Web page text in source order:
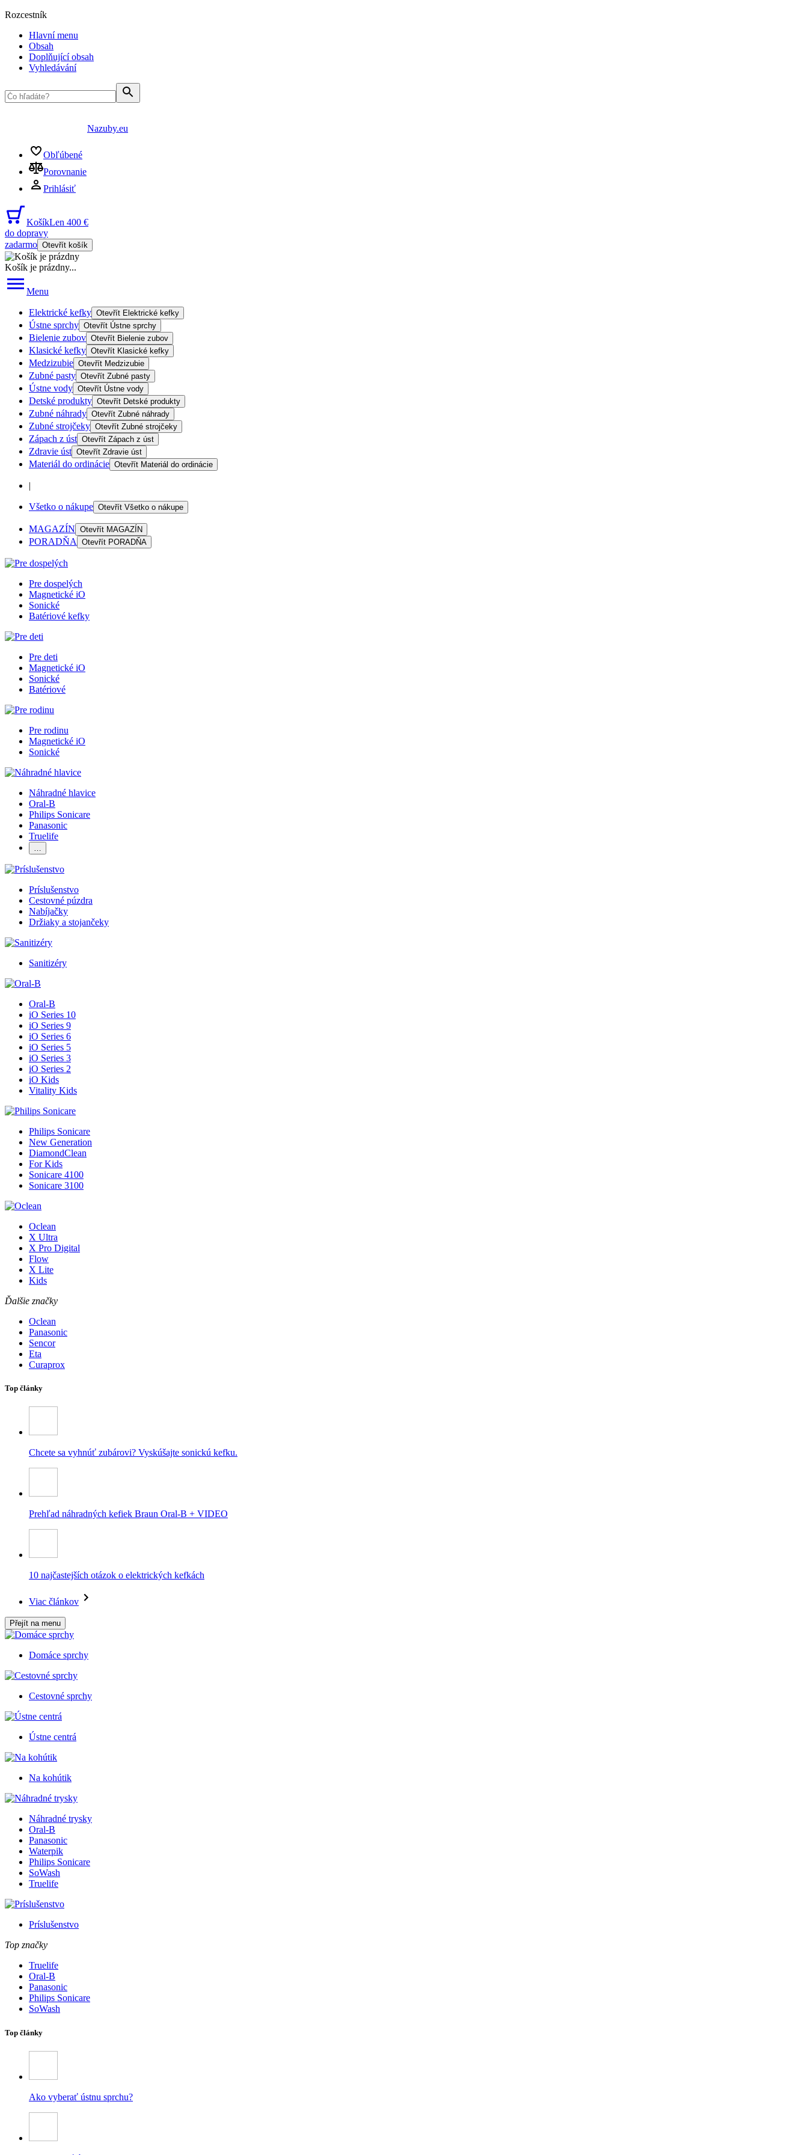
Rozcestník
Hlavní menu
Obsah
Doplňující obsah
Vyhledávání
Nazuby.eu
Obľúbené
Porovnanie
Prihlásiť
KošíkLen 400 €
do dopravy
zadarmo Otevřít košík
Košík je prázdny...
Menu
Elektrické kefky Otevřít Elektrické kefky
Ústne sprchy Otevřít Ústne sprchy
Bielenie zubov Otevřít Bielenie zubov
Klasické kefky Otevřít Klasické kefky
Medzizubie Otevřít Medzizubie
Zubné pasty Otevřít Zubné pasty
Ústne vody Otevřít Ústne vody
Detské produkty Otevřít Detské produkty
Zubné náhrady Otevřít Zubné náhrady
Zubné strojčeky Otevřít Zubné strojčeky
Zápach z úst Otevřít Zápach z úst
Zdravie úst Otevřít Zdravie úst
Materiál do ordinácie Otevřít Materiál do ordinácie
|
Všetko o nákupe Otevřít Všetko o nákupe
MAGAZÍN Otevřít MAGAZÍN
PORADŇA Otevřít PORADŇA
Pre dospelých
Magnetické iO
Sonické
Batériové kefky
Pre deti
Magnetické iO
Sonické
Batériové
Pre rodinu
Magnetické iO
Sonické
Náhradné hlavice
Oral-B
Philips Sonicare
Panasonic
Truelife
…
Príslušenstvo
Cestovné púzdra
Nabíjačky
Držiaky a stojančeky
Sanitizéry
Oral-B
iO Series 10
iO Series 9
iO Series 6
iO Series 5
iO Series 3
iO Series 2
iO Kids
Vitality Kids
Philips Sonicare
New Generation
DiamondClean
For Kids
Sonicare 4100
Sonicare 3100
Oclean
X Ultra
X Pro Digital
Flow
X Lite
Kids
Ďalšie značky
Oclean
Panasonic
Sencor
Eta
Curaprox
Top články
Chcete sa vyhnúť zubárovi? Vyskúšajte sonickú kefku.
Prehľad náhradných kefiek Braun Oral-B + VIDEO
10 najčastejších otázok o elektrických kefkách
Viac článkov
Přejít na menu
Domáce sprchy
Cestovné sprchy
Ústne centrá
Na kohútik
Náhradné trysky
Oral-B
Panasonic
Waterpik
Philips Sonicare
SoWash
Truelife
Príslušenstvo
Top značky
Truelife
Oral-B
Panasonic
Philips Sonicare
SoWash
Top články
Ako vyberať ústnu sprchu?